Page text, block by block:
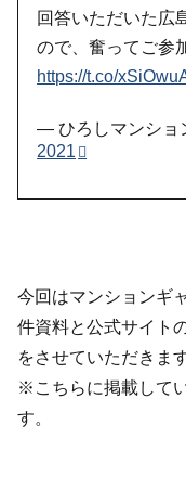
回答いただいた広
ので、奮ってご参
https://t.co/
— ひろしマンショ
2021
今回はマンションギ
件資料と公式サイト
をさせていただきます
※こちらに掲載して
す。